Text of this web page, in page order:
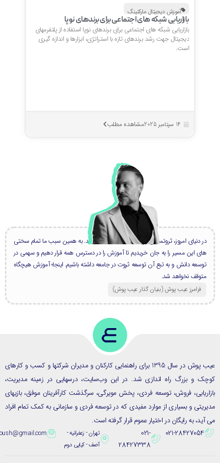
آموزش دیجیتال مارکتینگ
بازاریابی شبکه های اجتماعی برای برندهای نوپا
بازاریابی شبکه های اجتماعی برای برندهای نوپا استفاده از پلتفرمهای
دیجیتال جهت رشد برندهای تازه با استراتژی، ابزارها و اندازه گیری
مشاهده مطلب
در دنیای امروز، ثروتمندان بزرگ، همه دانشمند هستند. به همین سبب ما تمام سختی
های این مسیر را به جان خریدیم تا آموزش را در دسترس همه قرار دهیم و سهمی در
توسعه دانش و به تبع آن توسعه ثروت در جامعه داشته باشیم. اینجا؛ آموزش هیچگاه
متوقف نخواهد شد.
فرامرز عیب پوش (بنیان گذار عیب پوش​)
عیب پوش در سال 1395 برای راهنمایی کارکنان و مدیران شرکتها و کسب و کارهای
و بزرگ راه اندازی شد. در این وب‌سایت، درسهایی در زمینه مدیریت،
فروش، توسعه فردی، پخش مویرگی، سرگذشت کارآفرینان موفق، بازیهای
و بسیاری از موارد مفیدی که در توسعه فردی و سازمانی به کمک تمام افراد
به رایگان در اختیار عموم قرار گرفته است.
021-28427054
021-
28427338
تهران - زعفرانیه -
آصف - کیایی دوم
eybpoush@gmail.com